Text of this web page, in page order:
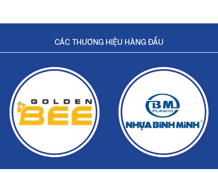
CÁC THƯƠNG HIỆU HÀNG ĐẦU